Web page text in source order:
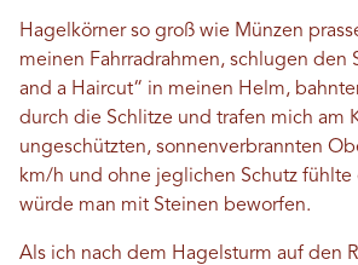
Hagelkörner so groß wie Münzen
meinen Fahrradrahmen, schlugen den
and a Haircut“ in meinen Helm,
durch die Schlitze und trafen mich am
ungeschützten, sonnenverbrannten
km/h und ohne jeglichen Schutz fühlte
würde man mit Steinen beworfen.
Als ich nach dem Hagelsturm auf den